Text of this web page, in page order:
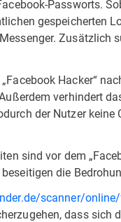
Passworts.
gespeicherten
Zusätzlich
Hacker“
verhindert
der Nutzer
sind vor dem
die
scanner/
dass sich